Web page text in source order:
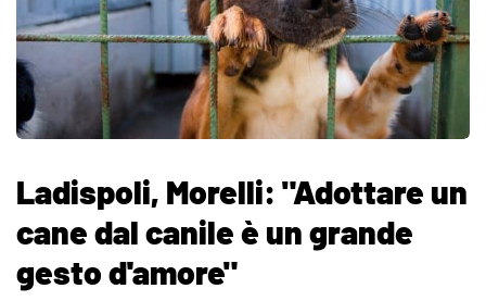
Ladispoli, Morelli: "Adottare un
cane dal canile è un grande
gesto d'amore"